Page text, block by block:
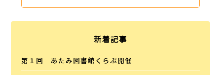
新着記事
第１回 あたみ図書館くらぶ開催